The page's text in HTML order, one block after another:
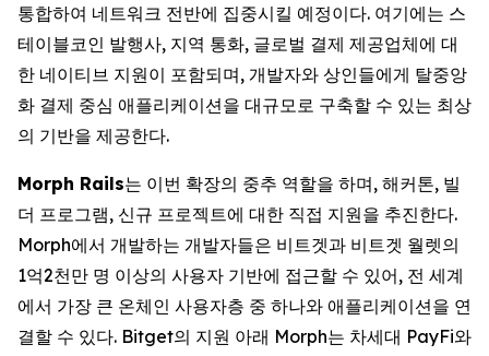
통합하여 네트워크 전반에 집중시킬 예정이다. 여기에는 스
테이블코인 발행사, 지역 통화, 글로벌 결제 제공업체에 대
한 네이티브 지원이 포함되며, 개발자와 상인들에게 탈중앙
화 결제 중심 애플리케이션을 대규모로 구축할 수 있는 최상
의 기반을 제공한다.
Morph Rails는 이번 확장의 중추 역할을 하며, 해커톤, 빌
더 프로그램, 신규 프로젝트에 대한 직접 지원을 추진한다.
Morph에서 개발하는 개발자들은 비트겟과 비트겟 월렛의
1억2천만 명 이상의 사용자 기반에 접근할 수 있어, 전 세계
에서 가장 큰 온체인 사용자층 중 하나와 애플리케이션을 연
결할 수 있다. Bitget의 지원 아래 Morph는 차세대 PayFi와